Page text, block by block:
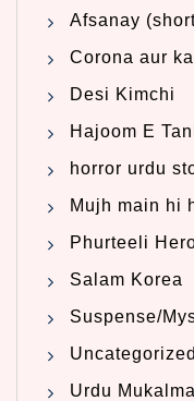
Afsanay
Corona aur
Desi Kimchi
Hajoom E
horror urdu
Mujh main hi
Phurteeli
Salam Korea
Suspense/
Uncategorized
Urdu